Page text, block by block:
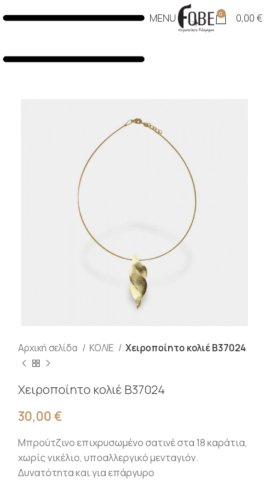
MENU 0 0,00€
Αρχική σελίδα ΚΟΛΙΕ Χειροποίητο κολιέ Β37024
Χειροποίητο κολιέ Β37024
30,00€
Μπρούτζινο επιχρυσωμένο σατινέ στα 18 καράτια,
χωρίς νικέλιο, υποαλλεργικό μενταγιόν.
Δυνατότητα και για επάργυρο